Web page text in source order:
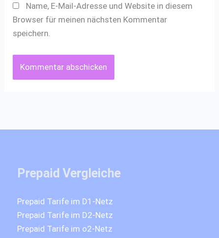
Name, E-Mail-Adresse und Website in diesem
Browser für meinen nächsten Kommentar
speichern.
Prepaid Vergleiche
Prepaid Tarife im D1-Netz
Prepaid Tarife im D2-Netz
Prepaid Tarife im o2-Netz